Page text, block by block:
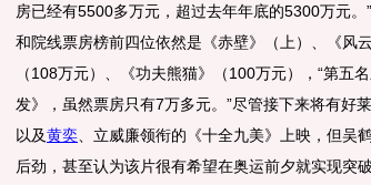
房已经有5500多万元，超过去年年底的5300万元
和院线票房榜前四位依然是《赤壁》（上）、《风
（108万元）、《功夫熊猫》（100万元），“第五
发》，虽然票房只有7万多元。”尽管接下来将有好
以及黄奕 、立威廉领衔的《十全九美》上映，但吴
后劲，甚至认为该片很有希望在奥运前夕就实现突